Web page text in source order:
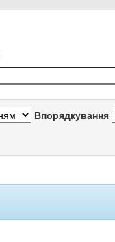
Впорядкування